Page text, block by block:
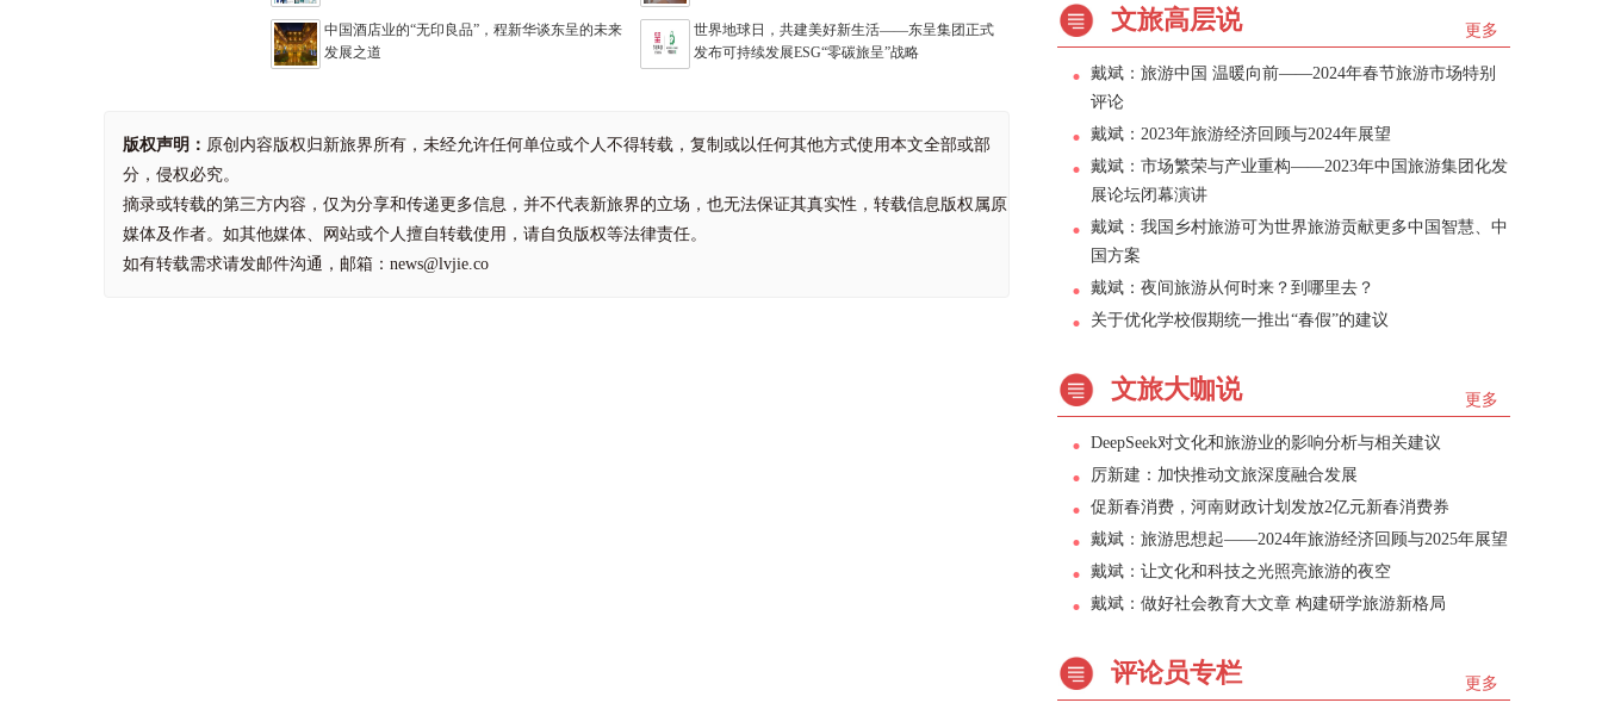
中国酒店业的“无印良品”，程新华谈东呈的未来
发展之道
世界地球日，共建美好新生活——东呈集团正式
发布可持续发展ESG“零碳旅呈”战略
版权声明： 原创内容版权归新旅界所有，未经允许任何单位或个人不得转载，复制或以任何其他方式使用本文全部或部
分，侵权必究。
摘录或转载的第三方内容，仅为分享和传递更多信息，并不代表新旅界的立场，也无法保证其真实性，转载信息版权属原
媒体及作者。如其他媒体、网站或个人擅自转载使用，请自负版权等法律责任。
如有转载需求请发邮件沟通，邮箱：news@lvjie.co
更多
文旅高层说
戴斌：旅游中国 温暖向前——2024年春节旅游市场特别
评论
戴斌：2023年旅游经济回顾与2024年展望
戴斌：市场繁荣与产业重构——2023年中国旅游集团化发
展论坛闭幕演讲
戴斌：我国乡村旅游可为世界旅游贡献更多中国智慧、中
国方案
戴斌：夜间旅游从何时来？到哪里去？
关于优化学校假期统一推出“春假”的建议
更多
文旅大咖说
DeepSeek对文化和旅游业的影响分析与相关建议
厉新建：加快推动文旅深度融合发展
促新春消费，河南财政计划发放2亿元新春消费券
戴斌：旅游思想起——2024年旅游经济回顾与2025年展望
戴斌：让文化和科技之光照亮旅游的夜空
戴斌：做好社会教育大文章 构建研学旅游新格局
更多
评论员专栏